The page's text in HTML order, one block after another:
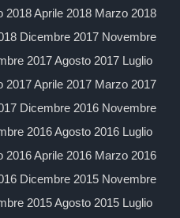
2018 Aprile 2018 Marzo 2018
Dicembre 2017 Novembre
2017 Agosto 2017 Luglio
2017 Aprile 2017 Marzo 2017
Dicembre 2016 Novembre
2016 Agosto 2016 Luglio
2016 Aprile 2016 Marzo 2016
Dicembre 2015 Novembre
2015 Agosto 2015 Luglio